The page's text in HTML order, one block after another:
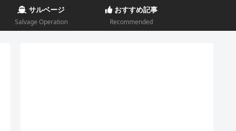
サルベージ
Salvage Operation
おすすめ記事
Recommended